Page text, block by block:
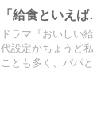
「給食といえば
ドラマ『おいしい
代設定がちょうど
ことも多く、パパ